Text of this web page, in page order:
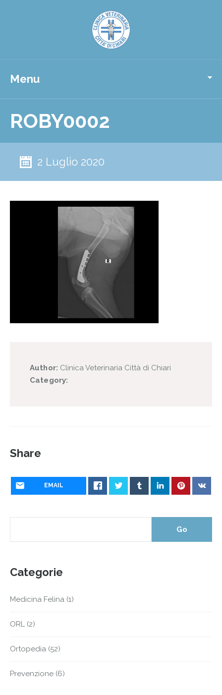
Menu
ROBY0002
2 Luglio 2020
Author: Clinica Veterinaria Città di Chiari
Category:
Share
EMAIL
Categorie
Medicina Felina (1)
ORL (2)
Ortopedia (52)
Prevenzione (6)